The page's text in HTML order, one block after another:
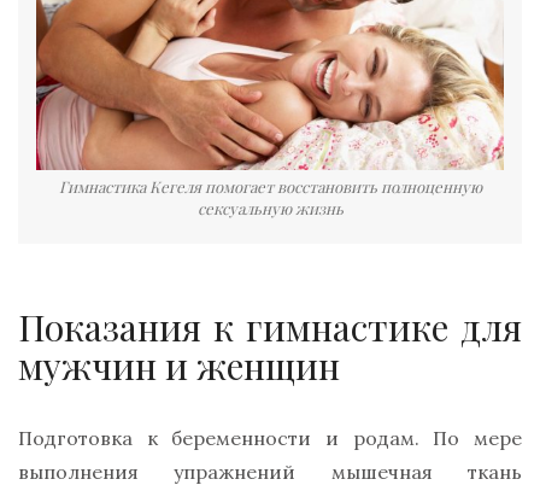
Гимнастика Кегеля помогает восстановить полноценную
сексуальную жизнь
Показания к гимнастике для
мужчин и женщин
Подготовка к беременности и родам. По мере
выполнения упражнений мышечная ткань